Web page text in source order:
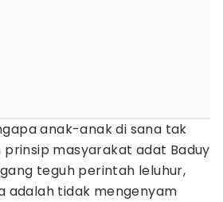
anak-anak di sana tak
masyarakat adat Baduy
teguh perintah leluhur,
adalah tidak mengenyam